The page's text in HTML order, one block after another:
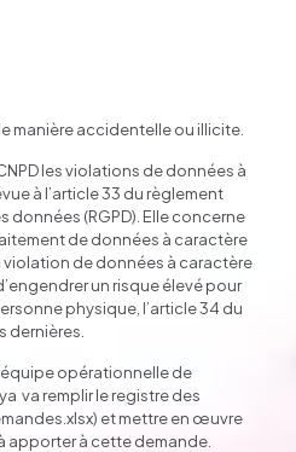
manière accidentelle ou illicite.
les violations de données à
à l’article 33 du règlement
données (RGPD). Elle concerne
de données à caractère
violation de données à caractère
un risque élevé pour
physique, l’article 34 du
dernières.
opérationnelle de
va remplir le registre des
et mettre en œuvre
apporter à cette demande.